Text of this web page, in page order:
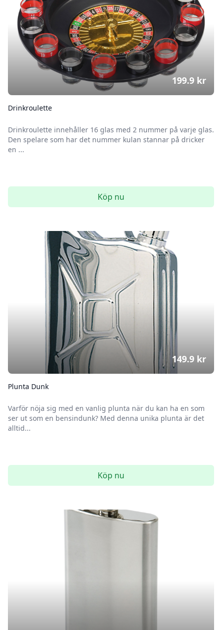
Drinkroulette
Drinkroulette innehåller 16 glas med 2 nummer på varje glas.
Den spelare som har det nummer kulan stannar på dricker
en ...
199.9 kr
Köp nu
Plunta Dunk
Varför nöja sig med en vanlig plunta när du kan ha en som
ser ut som en bensindunk? Med denna unika plunta är det
alltid...
149.9 kr
Köp nu